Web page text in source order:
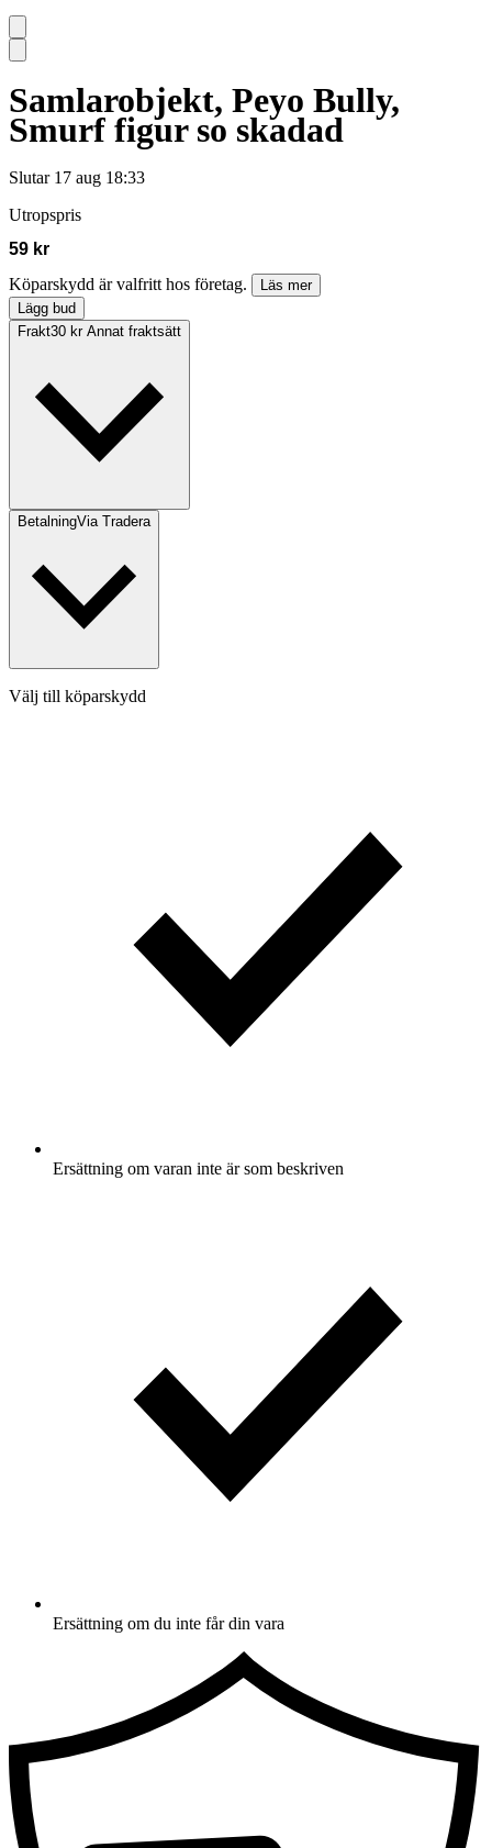
Samlarobjekt, Peyo Bully,
Smurf figur so skadad
Slutar 17 aug 18:33
Utropspris
59 kr
Köparskydd är valfritt hos företag.
Läs mer
Lägg bud
Frakt30 kr Annat fraktsätt
BetalningVia Tradera
Välj till köparskydd
Ersättning om varan inte är som beskriven
Ersättning om du inte får din vara